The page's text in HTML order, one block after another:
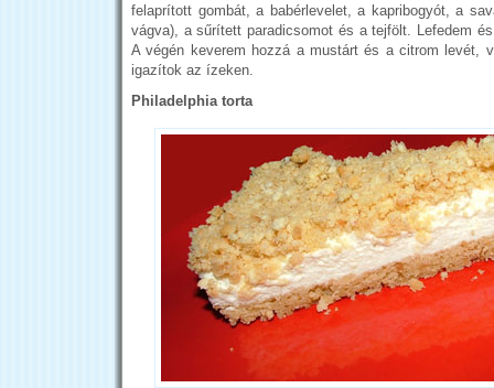
felaprított gombát, a babérlevelet, a kapribogyót, a
vágva), a sűrített paradicsomot és a tejfölt. Lefedem
A végén keverem hozzá a mustárt és a citrom levét,
igazítok az ízeken.
Philadelphia torta